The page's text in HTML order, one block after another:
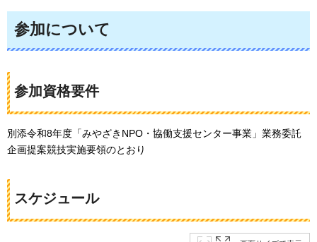
参加について
参加資格要件
別添令和8年度「みやざきNPO・協働支援センター事業」業務委託
企画提案競技実施要領のとおり
スケジュール